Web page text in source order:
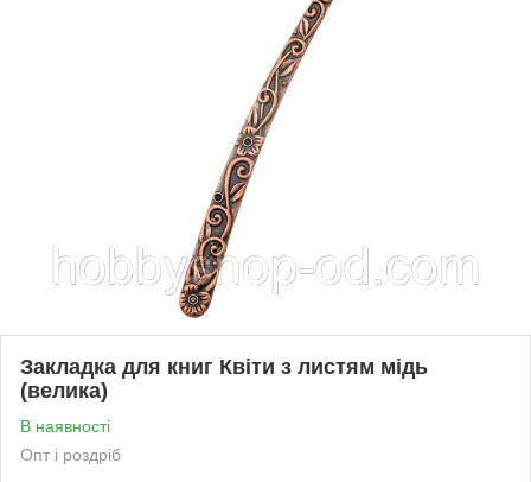
Закладка для книг Квіти з листям мідь
(велика)
В наявності
Опт і роздріб